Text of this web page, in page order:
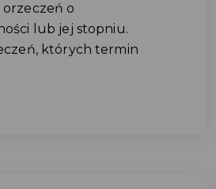
o
lub jej stopniu.
których termin